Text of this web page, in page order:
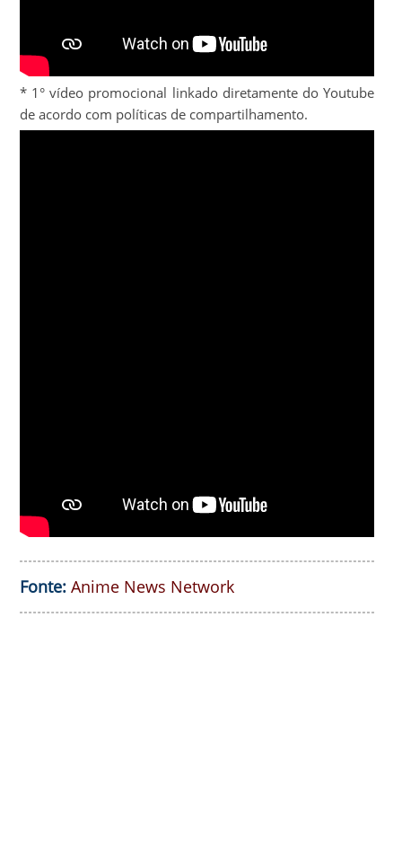
* 1° vídeo promocional linkado diretamente do Youtube
de acordo com políticas de compartilhamento.
Fonte: Anime News Network